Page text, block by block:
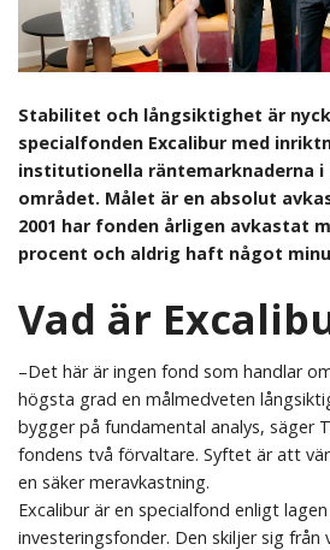
Stabilitet och långsiktighet är
specialfonden Excalibur med
institutionella räntemarknaderna i
området. Målet är en absolut
2001 har fonden årligen avkastat
procent och aldrig haft något
Vad är
–Det här är ingen fond som handlar
högsta grad en målmedveten
bygger på fundamental analys, säger
fondens två förvaltare. Syftet är att
en säker meravkastning.
Excalibur är en specialfond enligt
investeringsfonder. Den skiljer sig från